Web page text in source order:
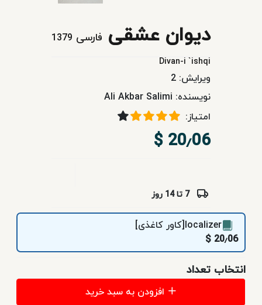
غیرداستانی
نشر
فردوسی
سرویس‌های
دیوان عشقی فارسی 1379
Divan-i `ishqi
ویرایش: 2
نویسنده: Ali Akbar Salimi
امتیاز:
20٫06 $
7 تا 14 روز
localizer[کاور کاغذی]
20٫06 $
انتخاب تعداد
افزودن به سبد خرید